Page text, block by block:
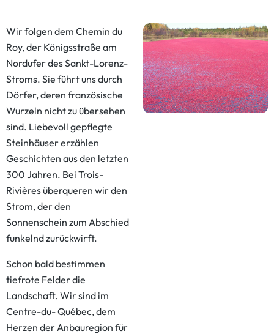
Wir folgen dem Chemin du
Roy, der Königsstraße am
Nordufer des Sankt-Lorenz-
Stroms. Sie führt uns durch
Dörfer, deren französische
Wurzeln nicht zu übersehen
sind. Liebevoll gepflegte
Steinhäuser erzählen
Geschichten aus den letzten
300 Jahren. Bei Trois-
Rivières überqueren wir den
Strom, der den
Sonnenschein zum Abschied
funkelnd zurückwirft.
Schon bald bestimmen
tiefrote Felder die
Landschaft. Wir sind im
Centre-du- Québec, dem
Herzen der Anbauregion für